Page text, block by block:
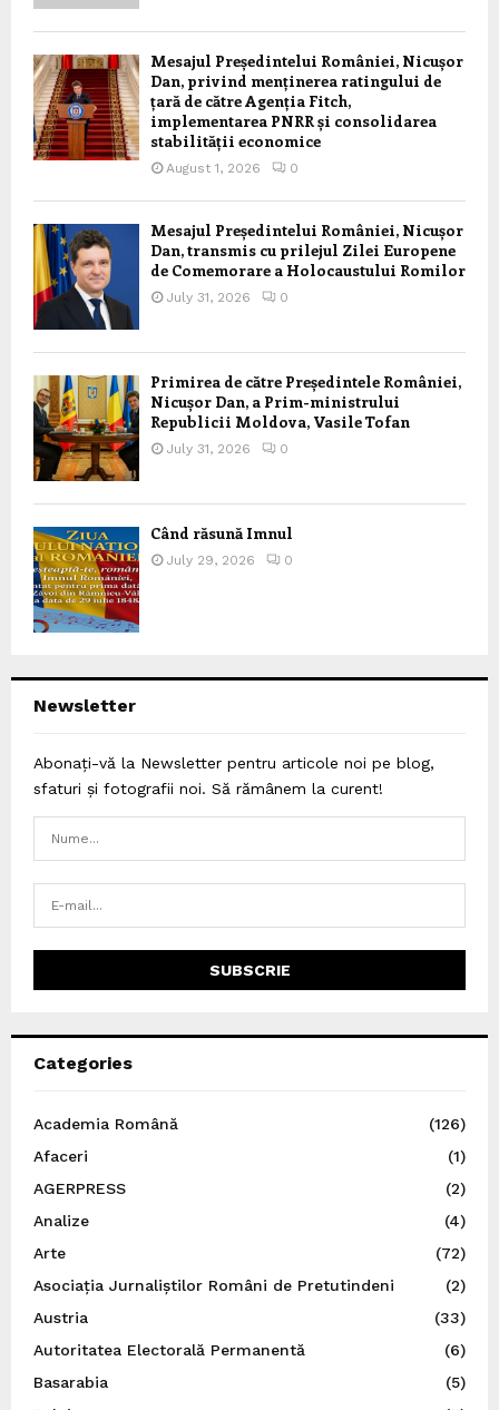
Mesajul Președintelui României, Nicușor
Dan, privind menținerea ratingului de
țară de către Agenția Fitch,
implementarea PNRR și consolidarea
stabilității economice
August 1, 2026 0
Mesajul Președintelui României, Nicușor
Dan, transmis cu prilejul Zilei Europene
de Comemorare a Holocaustului Romilor
July 31, 2026 0
Primirea de către Președintele României,
Nicușor Dan, a Prim-ministrului
Republicii Moldova, Vasile Tofan
July 31, 2026 0
Când răsună Imnul
July 29, 2026 0
Newsletter
Abonați-vă la Newsletter pentru articole noi pe blog,
sfaturi și fotografii noi. Să rămânem la curent!
Categories
Academia Română
(126)
Afaceri
(1)
AGERPRESS
(2)
Analize
(4)
Arte
(72)
Asociația Jurnaliștilor Români de Pretutindeni
(2)
Austria
(33)
Autoritatea Electorală Permanentă
(6)
Basarabia
(5)